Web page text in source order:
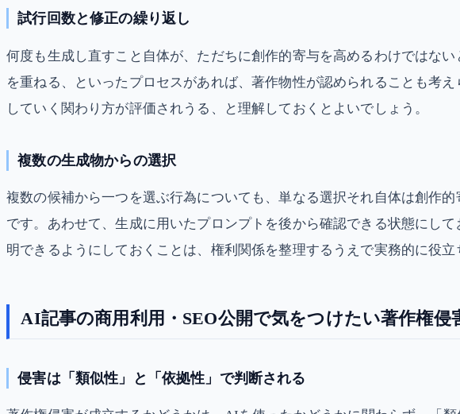
試行回数と修正の繰り返し
何度も生成し直すこと自体が、ただちに創作的寄与を高めるわけではな
を重ねる、といったプロセスがあれば、著作物性が認められることも考
していく関わり方が評価されうる、と理解しておくとよいでしょう。
複数の生成物からの選択
複数の候補から一つを選ぶ行為についても、単なる選択それ自体は創作
です。あわせて、生成に用いたプロンプトを後から確認できる状態にし
明できるようにしておくことは、権利関係を整理するうえで実務的に役立
AI記事の商用利用・SEO公開で気をつけたい著作権侵
侵害は「類似性」と「依拠性」で判断される